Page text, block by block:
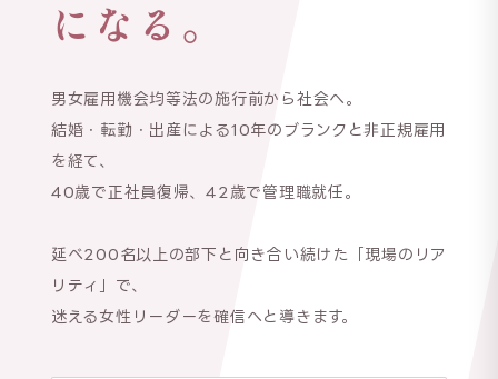
になる。
男女雇用機会均等法の施行前から社会へ。
結婚・転勤・出産による10年のブランクと非正規雇用
を経て、
40歳で正社員復帰、42歳で管理職就任。
延べ200名以上の部下と向き合い続けた「現場のリア
リティ」で、
迷える女性リーダーを確信へと導きます。